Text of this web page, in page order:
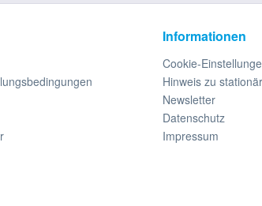
Informationen
Cookie-
Hinweis zu
Newsletter
Datenschutz
Impressum